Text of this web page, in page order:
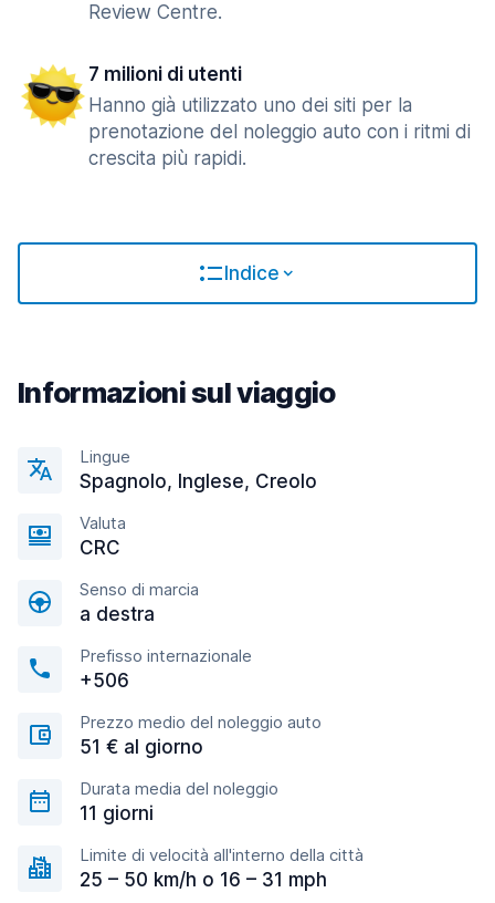
Review Centre.
7 milioni di utenti
Hanno già utilizzato uno dei siti per la
prenotazione del noleggio auto con i ritmi di
crescita più rapidi.
Indice
Informazioni sul viaggio
Lingue
Spagnolo, Inglese, Creolo
Valuta
CRC
Senso di marcia
a destra
Prefisso internazionale
+506
Prezzo medio del noleggio auto
51 € al giorno
Durata media del noleggio
11 giorni
Limite di velocità all'interno della città
25 – 50 km/h o 16 – 31 mph